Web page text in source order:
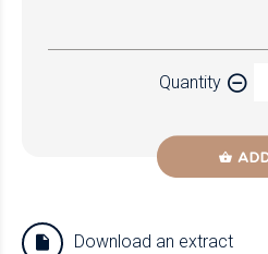
Quantity
Download an extract